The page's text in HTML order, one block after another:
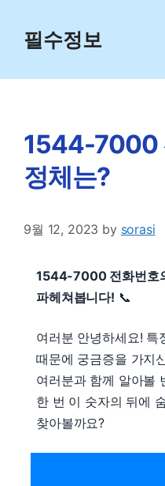
content
필수정보
1544-7000
정체는?
9월 12, 2023 by sorasi
1544-7000 전화번호
파헤쳐봅니다! 📞
여러분 안녕하세요! 특
때문에 궁금증을 가지
여러분과 함께 알아볼
한 번 이 숫자의 뒤에
찾아볼까요?